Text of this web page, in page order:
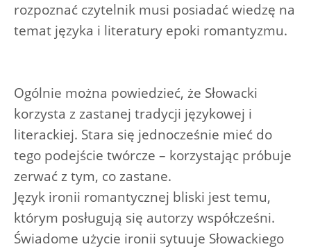
rozpoznać czytelnik musi posiadać wiedzę na
temat języka i literatury epoki romantyzmu.
Ogólnie można powiedzieć, że Słowacki
korzysta z zastanej tradycji językowej i
literackiej. Stara się jednocześnie mieć do
tego podejście twórcze – korzystając próbuje
zerwać z tym, co zastane.
Język ironii romantycznej bliski jest temu,
którym posługują się autorzy współcześni.
Świadome użycie ironii sytuuje Słowackiego